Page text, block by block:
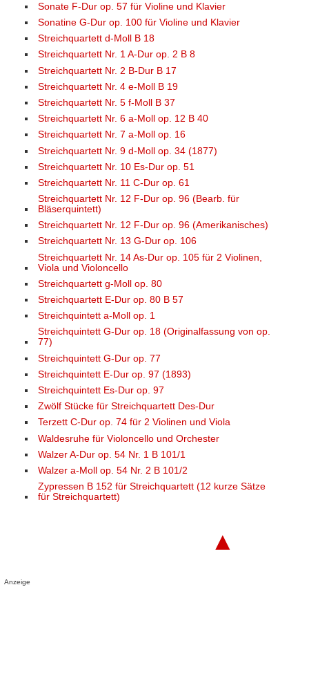
Sonate F-Dur op. 57 für Violine und Klavier
Sonatine G-Dur op. 100 für Violine und Klavier
Streichquartett d-Moll B 18
Streichquartett Nr. 1 A-Dur op. 2 B 8
Streichquartett Nr. 2 B-Dur B 17
Streichquartett Nr. 4 e-Moll B 19
Streichquartett Nr. 5 f-Moll B 37
Streichquartett Nr. 6 a-Moll op. 12 B 40
Streichquartett Nr. 7 a-Moll op. 16
Streichquartett Nr. 9 d-Moll op. 34 (1877)
Streichquartett Nr. 10 Es-Dur op. 51
Streichquartett Nr. 11 C-Dur op. 61
Streichquartett Nr. 12 F-Dur op. 96 (Bearb. für
Bläserquintett)
Streichquartett Nr. 12 F-Dur op. 96 (Amerikanisches)
Streichquartett Nr. 13 G-Dur op. 106
Streichquartett Nr. 14 As-Dur op. 105 für 2 Violinen,
Viola und Violoncello
Streichquartett g-Moll op. 80
Streichquartett E-Dur op. 80 B 57
Streichquintett a-Moll op. 1
Streichquintett G-Dur op. 18 (Originalfassung von op.
77)
Streichquintett G-Dur op. 77
Streichquintett E-Dur op. 97 (1893)
Streichquintett Es-Dur op. 97
Zwölf Stücke für Streichquartett Des-Dur
Terzett C-Dur op. 74 für 2 Violinen und Viola
Waldesruhe für Violoncello und Orchester
Walzer A-Dur op. 54 Nr. 1 B 101/1
Walzer a-Moll op. 54 Nr. 2 B 101/2
Zypressen B 152 für Streichquartett (12 kurze Sätze
für Streichquartett)
▲
Anzeige